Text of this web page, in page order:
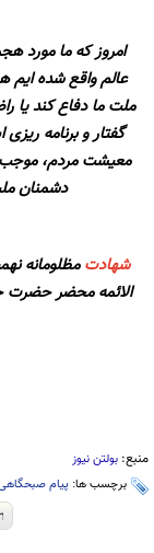
امروز که ما مورد
عالم واقع شده ایم
ملت ما دفاع کند یا
گفتار و برنامه
معیشت مردم،
دشمنان
شهادتمظلومانه
الائمه محضر
منبع: بولتن نیوز
برچسب ها: پیام